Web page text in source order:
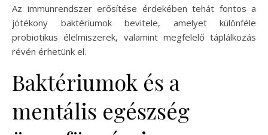
Az immunrendszer erősítése érdekében tehát fontos a
jótékony baktériumok bevitele, amelyet különféle
probiotikus élelmiszerek, valamint megfelelő táplálkozás
révén érhetünk el.
Baktériumok és a
mentális egészség